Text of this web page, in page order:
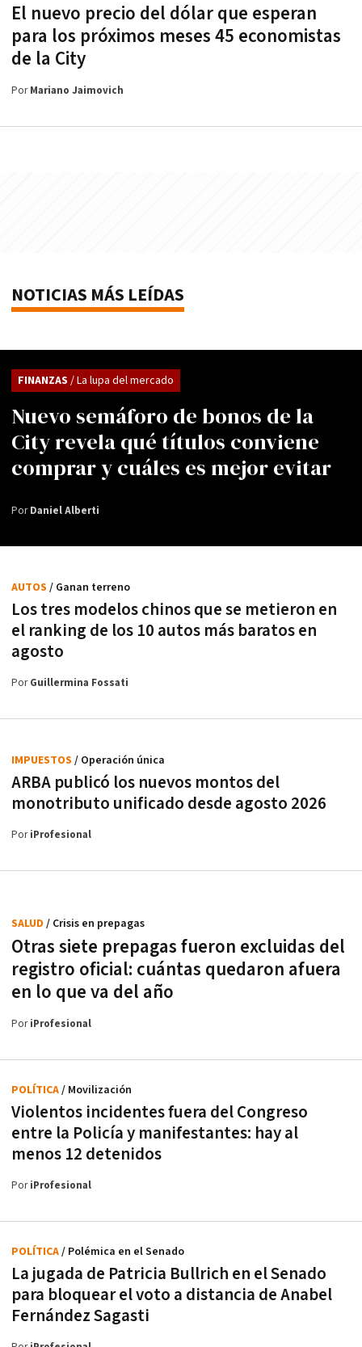
El nuevo precio del dólar que esperan
para los próximos meses 45 economistas
de la City
PorMariano Jaimovich
NOTICIAS MÁS LEÍDAS
Nuevo semáforo de bonos de la
City revela qué títulos conviene
comprar y cuáles es mejor evitar
FINANZAS / La lupa del mercado
PorDaniel Alberti
Los tres modelos chinos que se metieron en
el ranking de los 10 autos más baratos en
agosto
AUTOS / Ganan terreno
PorGuillermina Fossati
ARBA publicó los nuevos montos del
monotributo unificado desde agosto 2026
IMPUESTOS / Operación única
PoriProfesional
Otras siete prepagas fueron excluidas del
registro oficial: cuántas quedaron afuera
en lo que va del año
SALUD / Crisis en prepagas
PoriProfesional
Violentos incidentes fuera del Congreso
entre la Policía y manifestantes: hay al
menos 12 detenidos
POLÍTICA/ Movilización
PoriProfesional
La jugada de Patricia Bullrich en el Senado
para bloquear el voto a distancia de Anabel
Fernández Sagasti
POLÍTICA/ Polémica en el Senado